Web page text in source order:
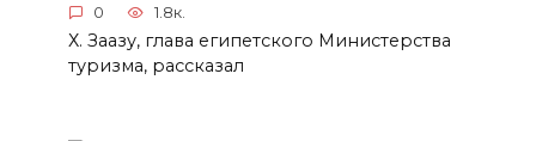
0 1.8к.
Х. Заазу, глава египетского Министерства
туризма, рассказал